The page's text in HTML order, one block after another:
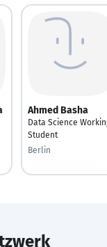
Ahmed Basha
Data Science
Student
Berlin